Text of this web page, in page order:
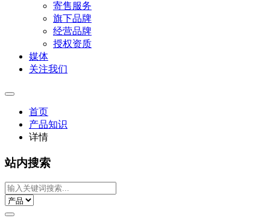
寄售服务
旗下品牌
经营品牌
授权资质
媒体
关注我们
首页
产品知识
详情
站内搜索